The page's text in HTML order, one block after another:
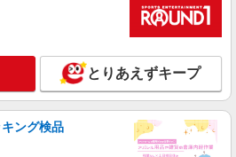
とりあえずキープ
ング検品